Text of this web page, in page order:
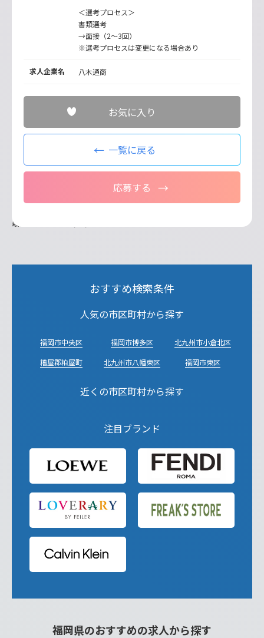
＜選考プロセス＞
書類選考
→面接（2～3回）
※選考プロセスは変更になる場合あり
求人企業名 八木通商
お気に入り
一覧に戻る
応募する
最終更新日：2025/04/11
おすすめ検索条件
人気の市区町村から探す
福岡市中央区 福岡市博多区
北九州市小倉北区
糟屋郡粕屋町
北九州市八幡東区 福岡市東区
近くの市区町村から探す
注目ブランド
福岡県のおすすめの求人から探す